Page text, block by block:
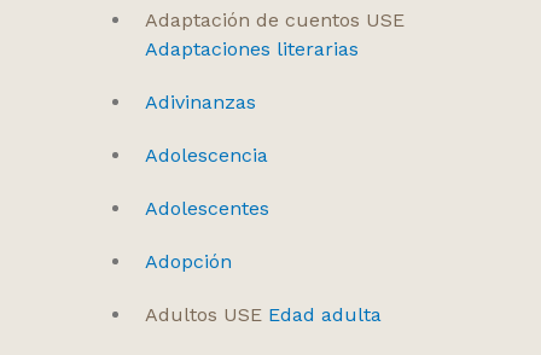
Adaptación de cuentos USE
Adaptaciones literarias
Adivinanzas
Adolescencia
Adolescentes
Adopción
Adultos USEEdad adulta